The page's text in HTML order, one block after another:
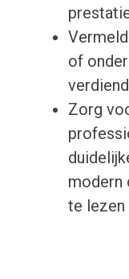
of
Zorg
modern
te lezen